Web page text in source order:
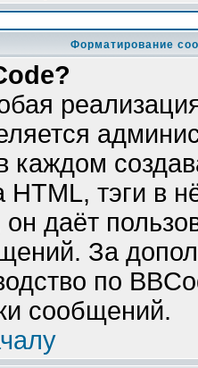
Форматирование
каждом
HTML, тэги в
даёт
За
по
сообщений.